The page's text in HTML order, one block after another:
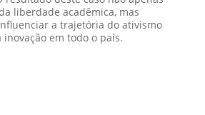
liberdade acadêmica, mas
a trajetória do ativismo
em todo o país.